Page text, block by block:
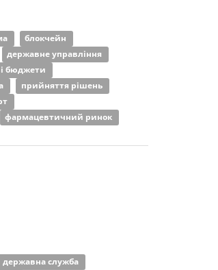
блокчейн
державне управління
бюджети
прийняття рішень
фармацевтичний ринок
державна служба